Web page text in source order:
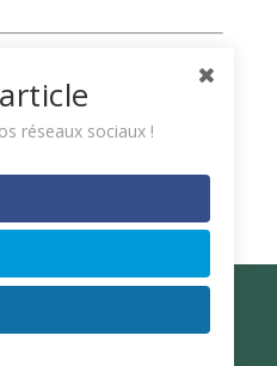
à jour en mai 2026
réseaux sociaux !